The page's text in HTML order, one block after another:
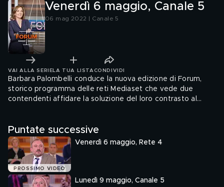
Venerdì 6 maggio, Canale 5
06 mag 2022 | Canale 5
VAI ALLA SERIE LA TUA LISTA CONDIVIDI
Barbara Palombelli conduce la nuova edizione di Forum,
storico programma delle reti Mediaset che vede due
contendenti affidare la soluzione del loro contrasto al
Puntate successive
PROSSIMO VIDEO
Venerdì 6 maggio, Rete 4
Lunedì 9 maggio, Canale 5